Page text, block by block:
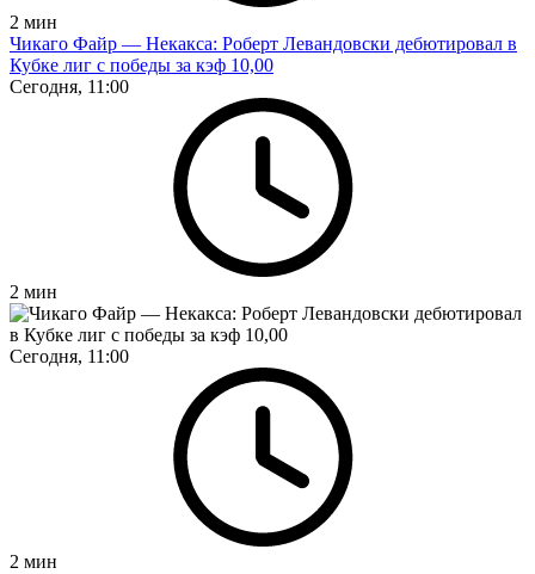
2 мин
Чикаго Файр — Некакса: Роберт Левандовски дебютировал в
Кубке лиг с победы за кэф 10,00
Сегодня, 11:00
2 мин
Сегодня, 11:00
2 мин